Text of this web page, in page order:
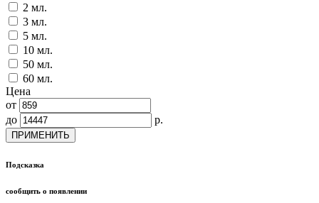
2 мл.
3 мл.
5 мл.
10 мл.
50 мл.
60 мл.
Цена
от
до
р.
ПРИМЕНИТЬ
Подсказка
сообщить о появлении